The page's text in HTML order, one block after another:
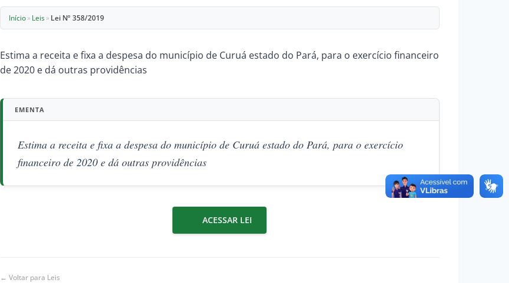
Início» Leis» Lei Nº 358/2019
Estima a receita e fixa a despesa do município de Curuá estado do Pará, para o exercício financeiro
de 2020 e dá outras providências
EMENTA
Estima a receita e fixa a despesa do município de Curuá estado do Pará, para o exercício
financeiro de 2020 e dá outras providências
ACESSAR LEI
← Voltar para Leis